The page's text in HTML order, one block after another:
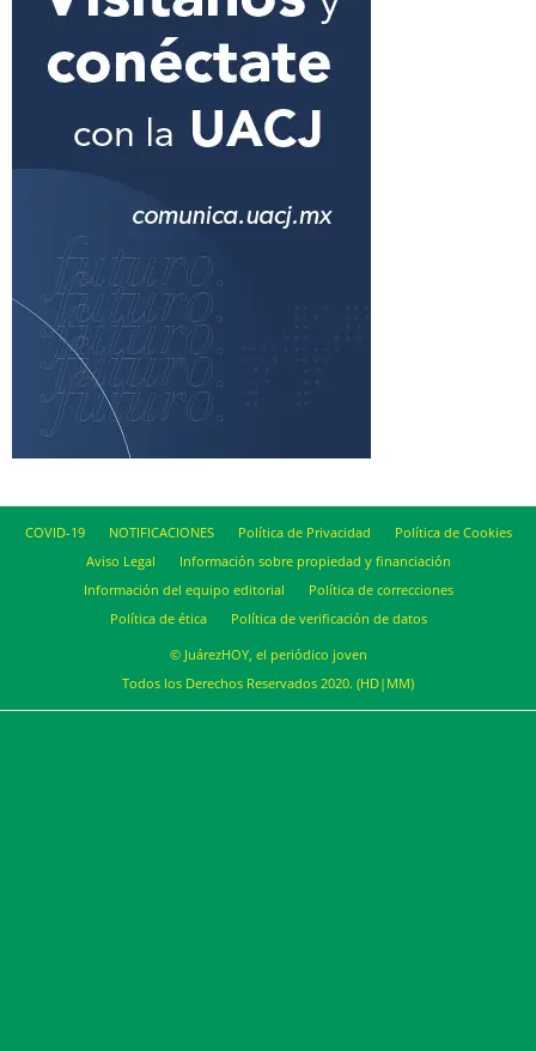
COVID-19 NOTIFICACIONES Política de Privacidad
Política de Cookies
Aviso Legal
Información sobre propiedad y financiación
Información del equipo editorial
Política de correcciones
Política de ética
Política de verificación de datos
© JuárezHOY, el periódico joven
Todos los Derechos Reservados 2020. (HD|MM)